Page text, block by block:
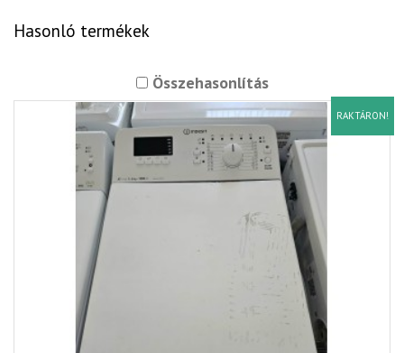
Hasonló termékek
Összehasonlítás
RAKTÁRON!